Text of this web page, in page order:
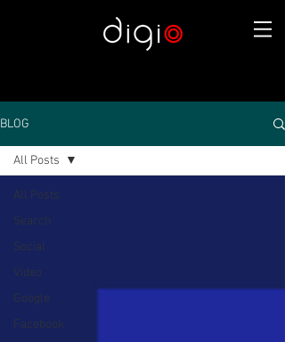
BLOG
All Posts
Search
Social
Video
Google
Facebook
All Posts